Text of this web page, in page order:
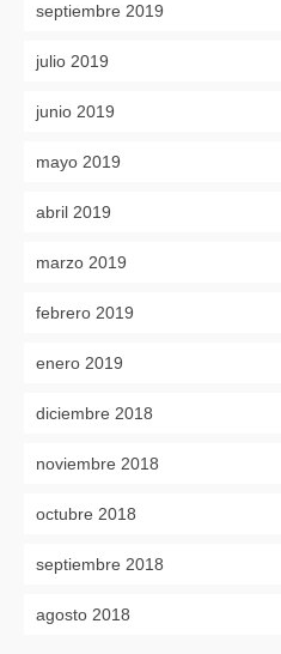
septiembre 2019
julio 2019
junio 2019
mayo 2019
abril 2019
marzo 2019
febrero 2019
enero 2019
diciembre 2018
noviembre 2018
octubre 2018
septiembre 2018
agosto 2018